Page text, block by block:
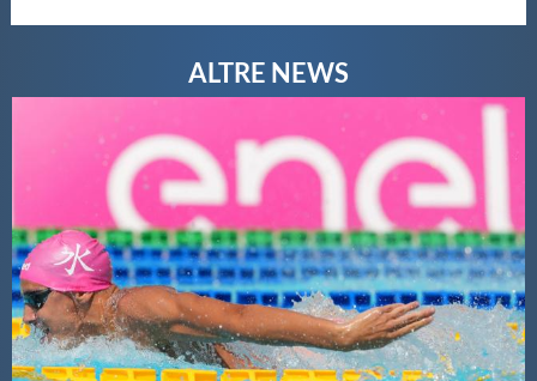
Propaganda
Centri Federali
Area Legislativa